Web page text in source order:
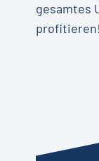
gesamtes
profitieren!